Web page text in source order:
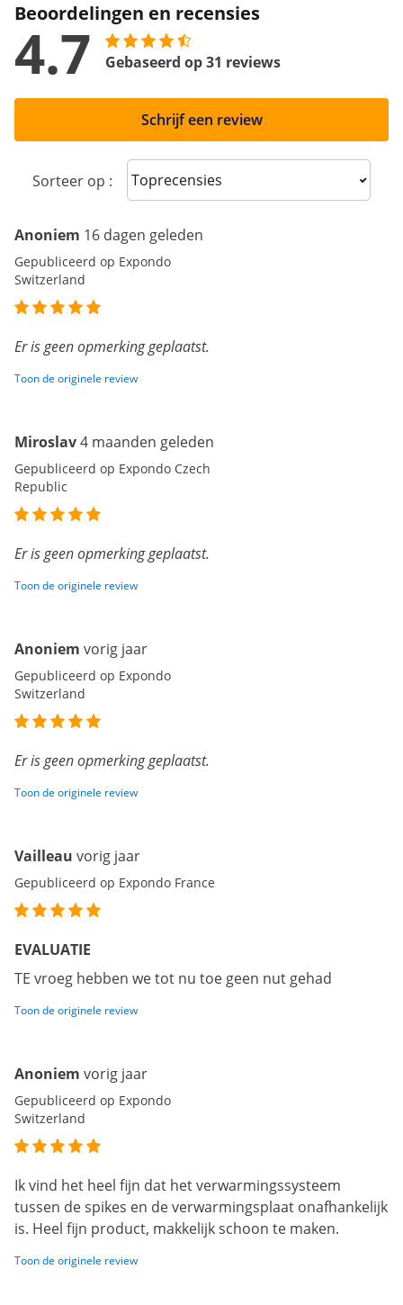
Beoordelingen en recensies
4.7 Gebaseerd op 31 reviews
Schrijf een review
Sorteer op : Sort reviews
Anoniem 16 dagen geleden
Gepubliceerd op Expondo
Switzerland
Er is geen opmerking geplaatst.
Toon de originele review
Miroslav4 maanden geleden
Gepubliceerd op Expondo Czech
Republic
Er is geen opmerking geplaatst.
Toon de originele review
Anoniem vorig jaar
Gepubliceerd op Expondo
Switzerland
Er is geen opmerking geplaatst.
Toon de originele review
Vailleau vorig jaar
Gepubliceerd op Expondo France
EVALUATIE
TE vroeg hebben we tot nu toe geen nut gehad
Toon de originele review
Anoniem vorig jaar
Gepubliceerd op Expondo
Switzerland
Ik vind het heel fijn dat het verwarmingssysteem
tussen de spikes en de verwarmingsplaat onafhankelijk
is. Heel fijn product, makkelijk schoon te maken.
Toon de originele review